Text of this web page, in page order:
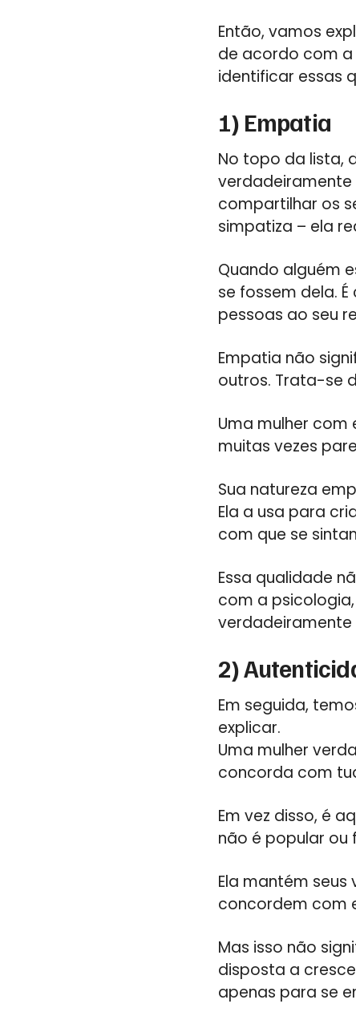
Então, vamos
de acordo com
identificar essas
1) Empatia
No topo da lista,
compartilhar os
simpatiza – ela
Quando alguém
se fossem dela.
pessoas ao seu
Empatia não
outros. Trata-se
Uma mulher
muitas vezes
Sua natureza
Ela a usa para
com que se
Essa qualidade
com a
verdadeiramente
2)
Em seguida,
explicar.
Uma mulher
concorda com
Em vez disso, é
não é popular ou
Ela mantém
concordem com
Mas isso não
disposta a
apenas para se